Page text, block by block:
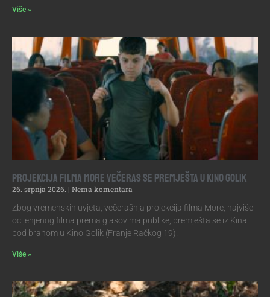
Više »
Projekcija filma More večeras se premješta u Kino Golik
26. srpnja 2026.
Nema komentara
Zbog vremenskih uvjeta, večerašnja projekcija filma More, najviše
ocijenjenog filma prema glasovima publike, premješta se iz Kina
pod branom u Kino Golik (Franje Račkog 19).
Više »